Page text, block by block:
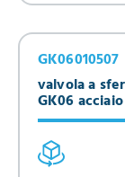
valvola a
GK06
GK06010507